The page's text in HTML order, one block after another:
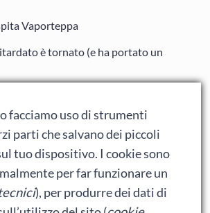
Vaporteppa
è tornato (e ha portato un
analisi del film
film dei Transformers
facciamo uso di strumenti
parti che salvano dei piccoli
tuo dispositivo. I cookie sono
per far funzionare un
), per produrre dei dati di